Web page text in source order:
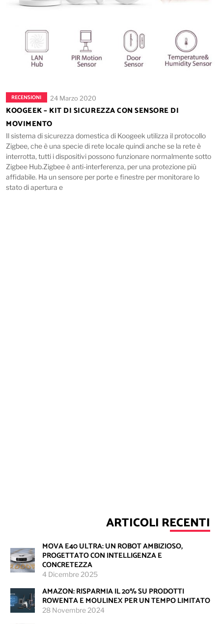
RECENSIONI 24 Marzo 2020
KOOGEEK – KIT DI SICUREZZA CON SENSORE DI
MOVIMENTO
Il sistema di sicurezza domestica di Koogeek utilizza il protocollo
Zigbee, che è una specie di rete locale quindi anche se la rete è
interrotta, tutti i dispositivi possono funzionare normalmente sotto
Zigbee Hub.Zigbee è anti-interferenza, per una protezione più
affidabile. Ha un sensore per porte e finestre per monitorare lo
stato di apertura e
ARTICOLI RECENTI
MOVA E40 ULTRA: UN ROBOT AMBIZIOSO,
PROGETTATO CON INTELLIGENZA E
CONCRETEZZA
4 Dicembre 2025
AMAZON: RISPARMIA IL 20% SU PRODOTTI
ROWENTA E MOULINEX PER UN TEMPO LIMITATO
28 Novembre 2024